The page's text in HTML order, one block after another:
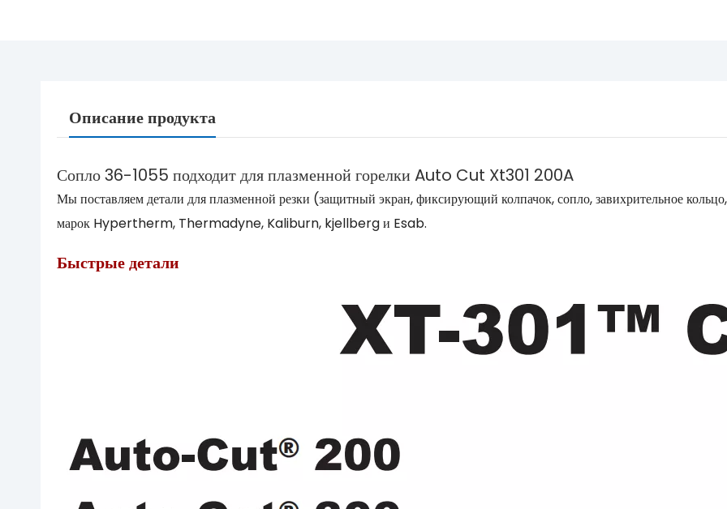
Описание продукта
Сопло 36-1055 подходит для плазменной горелки Auto Cut Xt301 200A
Мы поставляем детали для плазменной резки (защитный экран, фиксирующий колпачок, сопло, завихрительное
марок Hypertherm, Thermadyne, Kaliburn, kjellberg и Esab.
Быстрые детали